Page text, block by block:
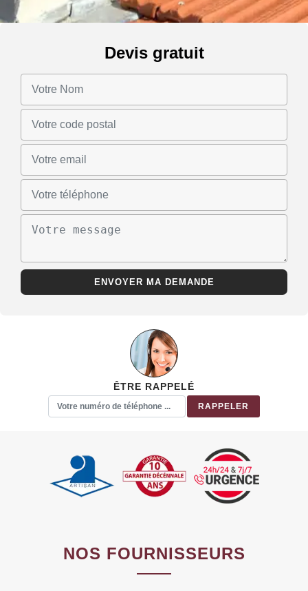
Devis gratuit
ÊTRE RAPPELÉ
NOS FOURNISSEURS